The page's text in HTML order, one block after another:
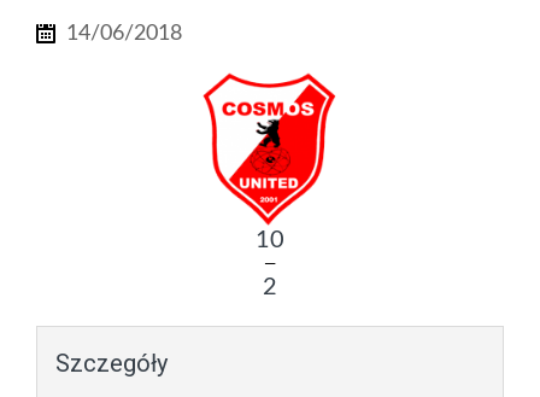
14/06/2018
10
—
2
Szczegóły